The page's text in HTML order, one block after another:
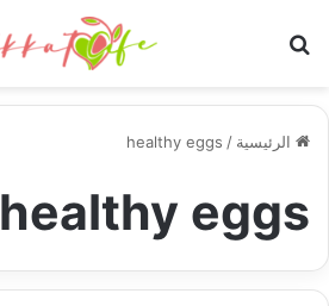
الرئيسية /
healthy eggs
healthy eggs